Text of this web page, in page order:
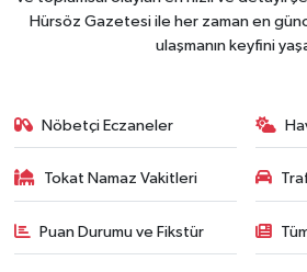
Hürsöz Gazetesi ile her zaman en
ulaşmanın keyfini
Nöbetçi Eczaneler
Tokat Namaz Vakitleri
Puan Durumu ve Fikstür